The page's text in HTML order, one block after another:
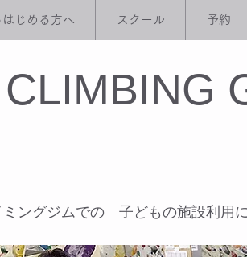
はじめる方へ スクール 予約
ングジムでの 子どもの施設利用に